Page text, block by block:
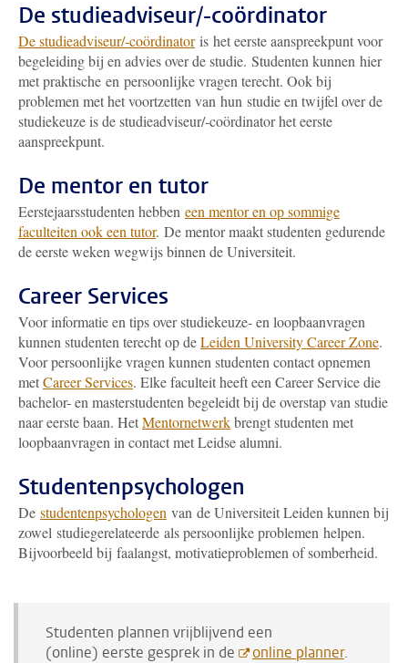
De studieadviseur/-coördinator
De studieadviseur/-coördinatoris het eerste aanspreekpunt voor
begeleiding bij en advies over de studie. Studenten kunnen hier
met praktische en persoonlijke vragen terecht. Ook bij
problemen met het voortzetten van hun studie en twijfel over de
studiekeuze is de studieadviseur/-coördinator het eerste
aanspreekpunt.
De mentor en tutor
Eerstejaarsstudenten hebben een mentor en op sommige
faculteiten ook een tutor. De mentor maakt studenten gedurende
de eerste weken wegwijs binnen de Universiteit.
Career Services
Voor informatie en tips over studiekeuze- en loopbaanvragen
kunnen studenten terecht op deLeiden University Career Zone.
Voor persoonlijke vragen kunnen studenten contact opnemen
metCareer Services. Elke faculteit heeft een Career Service die
bachelor- en masterstudenten begeleidt bij de overstap van studie
naar eerste baan. HetMentornetwerkbrengt studenten met
loopbaanvragen in contact met Leidse alumni.
Studentenpsychologen
De studentenpsychologen van de Universiteit Leiden kunnen bij
zowel studiegerelateerde als persoonlijke problemen helpen.
Bijvoorbeeld bij faalangst, motivatieproblemen of somberheid.
Studenten plannen vrijblijvend een
(online) eerste gesprek in de
online planner.